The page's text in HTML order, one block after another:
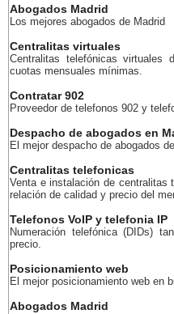
Abogados Madrid
Los mejores abogados de Madrid
Centralitas virtuales
Centralitas telefónicas virtuales
cuotas mensuales mínimas.
Contratar 902
Proveedor de telefonos 902 y
Despacho de abogados en
El mejor despacho de abogados
Centralitas telefonicas
Venta e instalación de
relación de calidad y precio del
Telefonos VoIP y telefonia IP
Numeración telefónica (DIDs)
precio.
Posicionamiento web
El mejor posicionamiento web en
Abogados Madrid